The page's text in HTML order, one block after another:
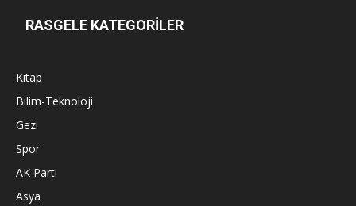
RASGELE KATEGORİLER
Kitap
Bilim-Teknoloji
Gezi
Spor
AK Parti
Asya